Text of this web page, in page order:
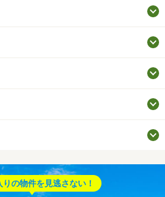
りの物件を見逃さない！